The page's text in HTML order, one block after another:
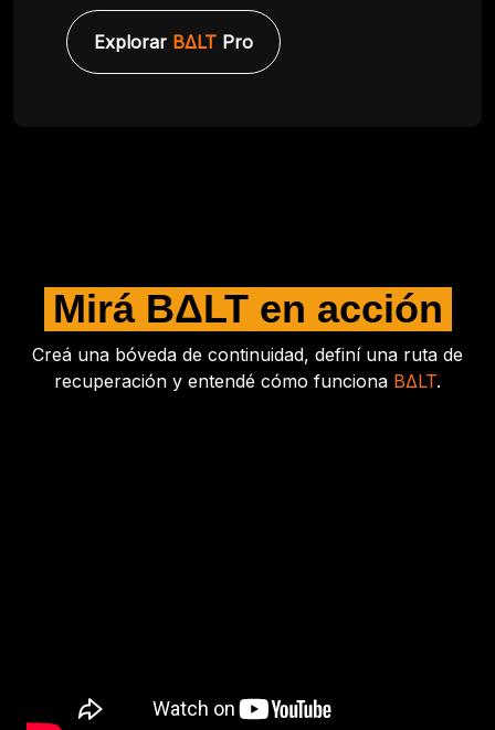
Explorar BΔLT Pro
Mirá BΔLT en acción
Creá una bóveda de continuidad, definí una ruta de
recuperación y entendé cómo funciona BΔLT.